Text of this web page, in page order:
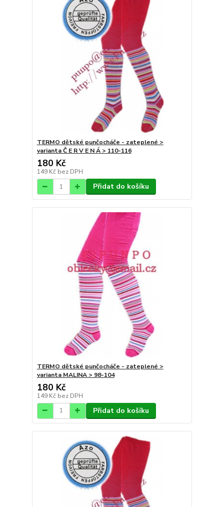
TERMO dětské punčocháče - zateplené >
varianta Č E R V E N Á > 110-116
180 Kč
149 Kč bez DPH
Přidat do košíku
TERMO dětské punčocháče - zateplené >
varianta MALINA > 98-104
180 Kč
149 Kč bez DPH
Přidat do košíku